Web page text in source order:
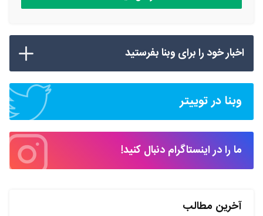
اخبار خود را برای وبنا بفرستید
وبنا در توییتر
ما را در اینستاگرام دنبال کنید!
آخرین مطالب